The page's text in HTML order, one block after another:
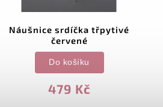
Náušnice srdíčka třpytivé
červené
479 Kč
Do košíku